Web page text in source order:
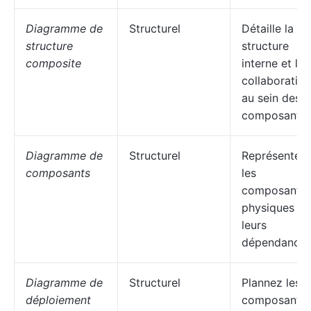
Diagramme de
structure
composite
Structurel
Détaille la
structure
interne et la
collaboration
au sein des
composants.
Diagramme de
composants
Structurel
Représente
les
composants
physiques et
leurs
Diagramme de
déploiement
Structurel
Plannez les
composants